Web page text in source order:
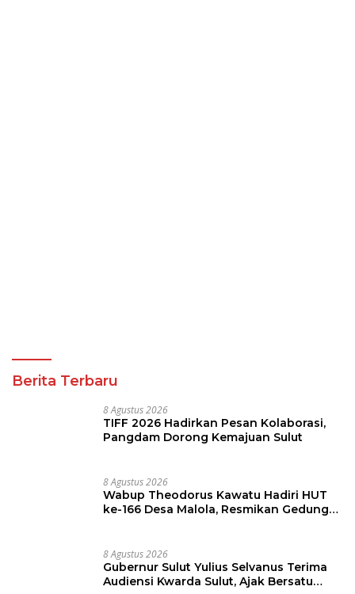
Berita Terbaru
8 Agustus 2026
TIFF 2026 Hadirkan Pesan Kolaborasi,
Pangdam Dorong Kemajuan Sulut
8 Agustus 2026
Wabup Theodorus Kawatu Hadiri HUT
ke-166 Desa Malola, Resmikan Gedung
8 Agustus 2026
Gubernur Sulut Yulius Selvanus Terima
Audiensi Kwarda Sulut, Ajak Bersatu